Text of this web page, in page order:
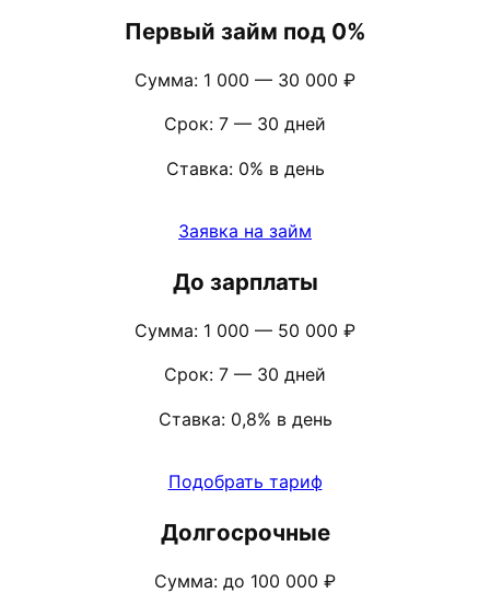
Первый займ под 0%
Сумма: 1 000 — 30 000 ₽
Срок: 7 — 30 дней
Ставка: 0% в день
Заявка на займ
До зарплаты
Сумма: 1 000 — 50 000 ₽
Срок: 7 — 30 дней
Ставка: 0,8% в день
Подобрать тариф
Долгосрочные
Сумма: до 100 000 ₽